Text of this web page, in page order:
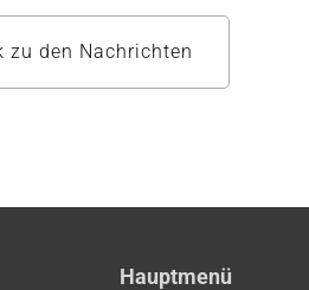
zu den Nachrichten
Hauptmenü